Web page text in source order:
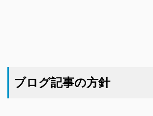
ブログ記事の方針